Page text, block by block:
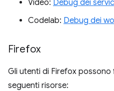
Video: Debug dei
Codelab: Debug dei
Firefox
Gli utenti di Firefox
seguenti risorse: